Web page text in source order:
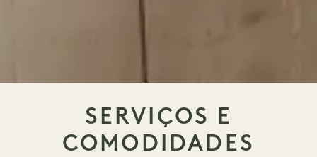
SERVIÇOS E
COMODIDADES